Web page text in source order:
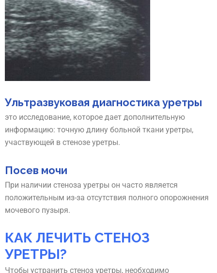
Ультразвуковая диагностика уретры
это исследование, которое дает дополнительную
информацию: точную длину больной ткани уретры,
участвующей в стенозе уретры.
Посев мочи
При наличии стеноза уретры он часто является
положительным из-за отсутствия полного опорожнения
мочевого пузыря.
КАК ЛЕЧИТЬ СТЕНОЗ
УРЕТРЫ?
Чтобы устранить стеноз уретры, необходимо